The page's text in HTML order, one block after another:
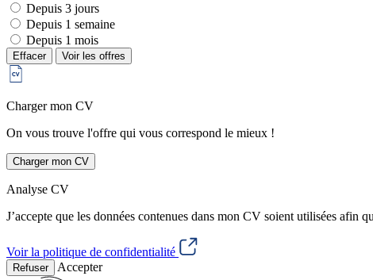
Depuis 3 jours
Depuis 1 semaine
Depuis 1 mois
Effacer Voir les offres
Charger mon CV
On vous trouve l'offre qui vous correspond le mieux !
Charger mon CV
Analyse CV
J’accepte que les données contenues dans mon CV soient utilisées afin
Voir la politique de confidentialité
Refuser Accepter